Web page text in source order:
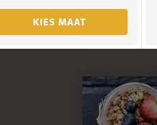
KIES MAAT